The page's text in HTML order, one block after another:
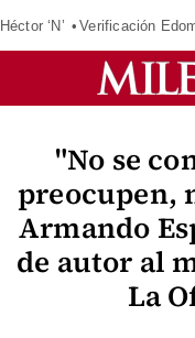
Héctor ‘N’ Verificación
"No se
preocupen,
Armando
de autor al
La